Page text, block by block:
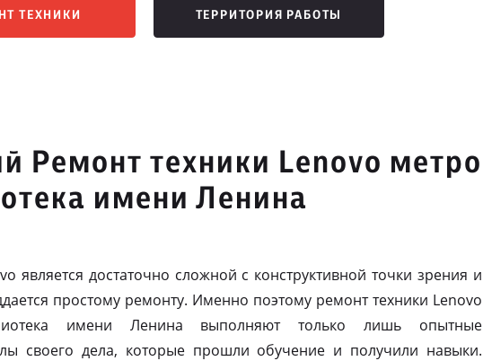
ТЕХНИКИ ТЕРРИТОРИЯ РАБОТЫ
Ремонт техники Lenovo метро
имени Ленина
является достаточно сложной с конструктивной точки зрения и
простому ремонту. Именно поэтому ремонт техники Lenovo
имени Ленина выполняют только лишь опытные
своего дела, которые прошли обучение и получили навыки.